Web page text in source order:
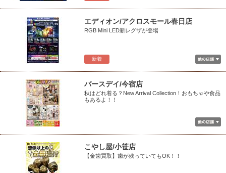
新着
エディオン/アクロスモール春日店
RGB Mini LED新レグザが登場
バースデイ/今宿店
秋はどれ着る？New Arrival Collection！おもちゃや食品
もあるよ！！
こやし屋/小笹店
【金歯買取】歯が残っていてもOK！！